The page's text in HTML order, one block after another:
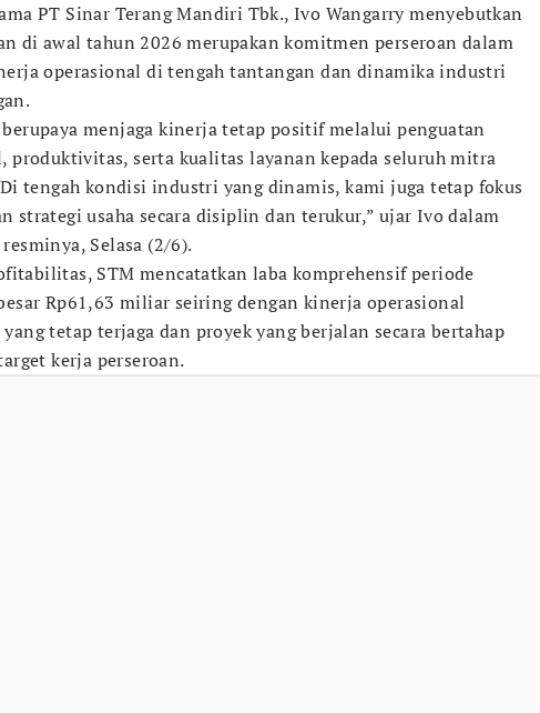
PT Sinar Terang Mandiri Tbk., Ivo Wangarry menyebutkan
di awal tahun 2026 merupakan komitmen perseroan dalam
operasional di tengah tantangan dan dinamika industri
berupaya menjaga kinerja tetap positif melalui penguatan
produktivitas, serta kualitas layanan kepada seluruh mitra
tengah kondisi industri yang dinamis, kami juga tetap fokus
strategi usaha secara disiplin dan terukur,” ujar Ivo dalam
Selasa (2/6).
STM mencatatkan laba komprehensif periode
Rp61,63 miliar seiring dengan kinerja operasional
yang tetap terjaga dan proyek yang berjalan secara bertahap
kerja perseroan.